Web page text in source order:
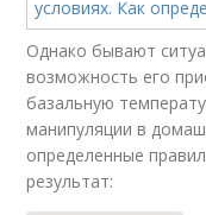
Однако бывают
возможность его
базальную
манипуляции в
определенные
результат: